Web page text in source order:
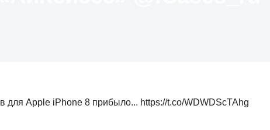
для Apple iPhone 8 прибыло... https://t.co/WDWDScTAhg